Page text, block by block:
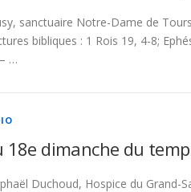
sanctuaire Notre-Dame de
bibliques : 1 Rois 19, 4-8;
…
18e dimanche du
Duchoud, Hospice du Grand-